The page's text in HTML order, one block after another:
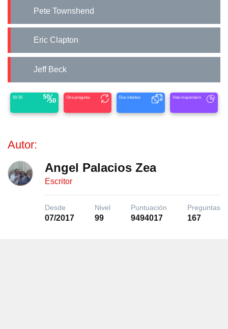
Pete Townshend
Eric Clapton
Jeff Beck
50-50 Otra pregunta Dos intentos Voto mayoritario
Autor:
Angel Palacios Zea
Escritor
Desde
07/2017
Nivel
99
Puntuación
9494017
Preguntas
167